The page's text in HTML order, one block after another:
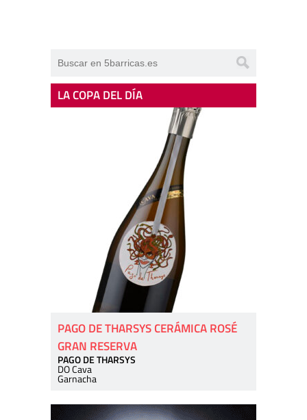
LA COPA DEL DÍA
PAGO DE THARSYS CERÁMICA ROSÉ
GRAN RESERVA
PAGO DE THARSYS
DO Cava
Garnacha